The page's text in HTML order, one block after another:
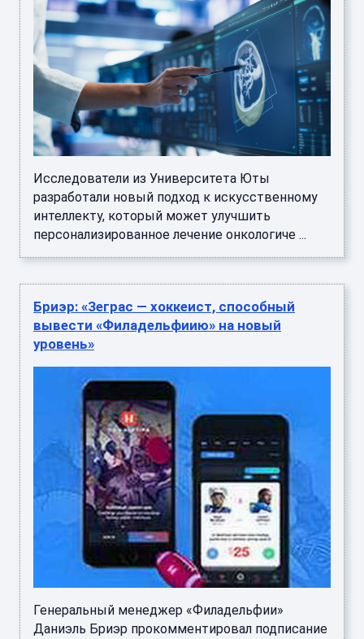
Исследователи из Университета Юты
разработали новый подход к искусственному
интеллекту, который может улучшить
персонализированное лечение онкологиче ...
Бриэр: «Зеграс — хоккеист, способный
вывести «Филадельфиию» на новый
уровень»
Генеральный менеджер «Филадельфии»
Даниэль Бриэр прокомментировал подписание